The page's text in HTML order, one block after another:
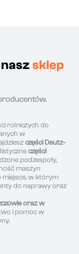
sklep
rolniczych do
w
części Deutz-
części
podzespoły,
maszyn
miejsce, w którym
do naprawy oraz
oraz w
i pomoc w